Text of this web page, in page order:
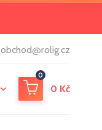
obchod@rolig.cz
0
0 Kč